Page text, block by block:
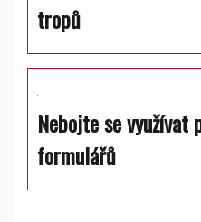
tropů
Nebojte se využívat
formulářů